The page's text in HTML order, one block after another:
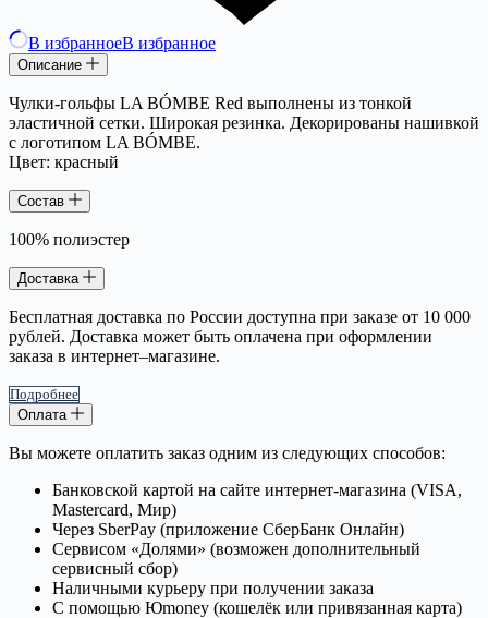
В избранноеВ избранное
Описание
Чулки-гольфы LA BÓMBE Red выполнены из тонкой
эластичной сетки. Широкая резинка. Декорированы нашивкой
с логотипом LA BÓMBE.
Цвет: красный
Состав
100% полиэстер
Доставка
Бесплатная доставка по России доступна при заказе от 10 000
рублей. Доставка может быть оплачена при оформлении
заказа в интернет–магазине.
Подробнее
Оплата
Вы можете оплатить заказ одним из следующих способов:
Банковской картой на сайте интернет-магазина (VISA,
Mastercard, Мир)
Через SberPay (приложение СберБанк Онлайн)
Сервисом «Долями» (возможен дополнительный
сервисный сбор)
Наличными курьеру при получении заказа
С помощью Юmoney (кошелёк или привязанная карта)